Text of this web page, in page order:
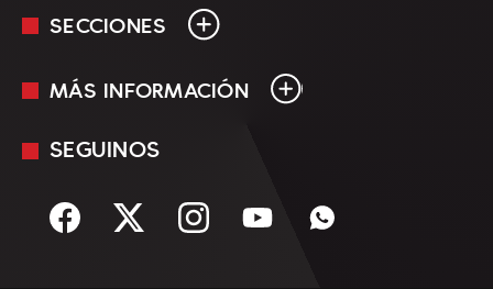
SECCIONES
En Vivo
Sociedad
MÁS INFORMACIÓN
Mediakit
Términos y condiciones
SEGUINOS